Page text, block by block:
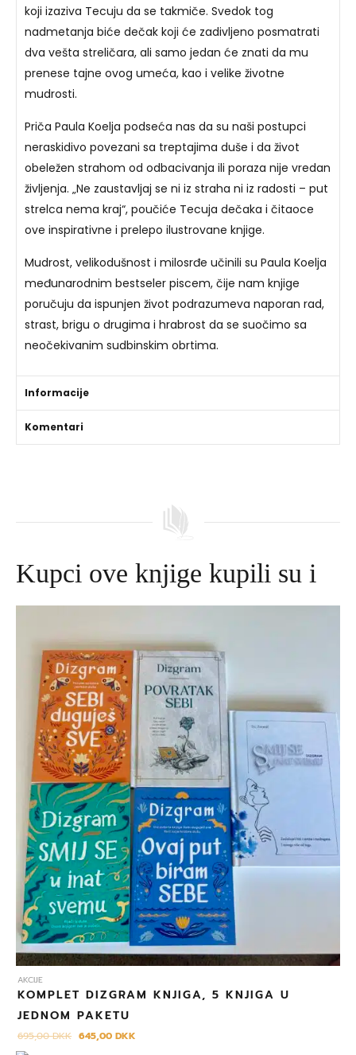
koji izaziva Tecuju da se takmiče. Svedok tog
nadmetanja biće dečak koji će zadivljeno posmatrati
dva vešta streličara, ali samo jedan će znati da mu
prenese tajne ovog umeća, kao i velike životne
mudrosti.
Priča Paula Koelja podseća nas da su naši postupci
neraskidivo povezani sa treptajima duše i da život
obeležen strahom od odbacivanja ili poraza nije vredan
življenja. „Ne zaustavljaj se ni iz straha ni iz radosti – put
strelca nema kraj“, poučiće Tecuja dečaka i čitaoce
ove inspirativne i prelepo ilustrovane knjige.
Mudrost, velikodušnost i milosrđe učinili su Paula Koelja
međunarodnim bestseler piscem, čije nam knjige
poručuju da ispunjen život podrazumeva naporan rad,
strast, brigu o drugima i hrabrost da se suočimo sa
neočekivanim sudbinskim obrtima.
Informacije
Komentari
Kupci ove knjige kupili su i
AKCIJE
KOMPLET DIZGRAM KNJIGA, 5 KNJIGA U
JEDNOM PAKETU
695,00DKK
Izvorna
je:
695,00 DKK.
645,00DKK
Trenutna
645,00 DKK.